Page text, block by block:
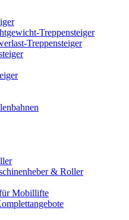
Treppensteiger
Treppensteiger
& Roller
Mobillifte